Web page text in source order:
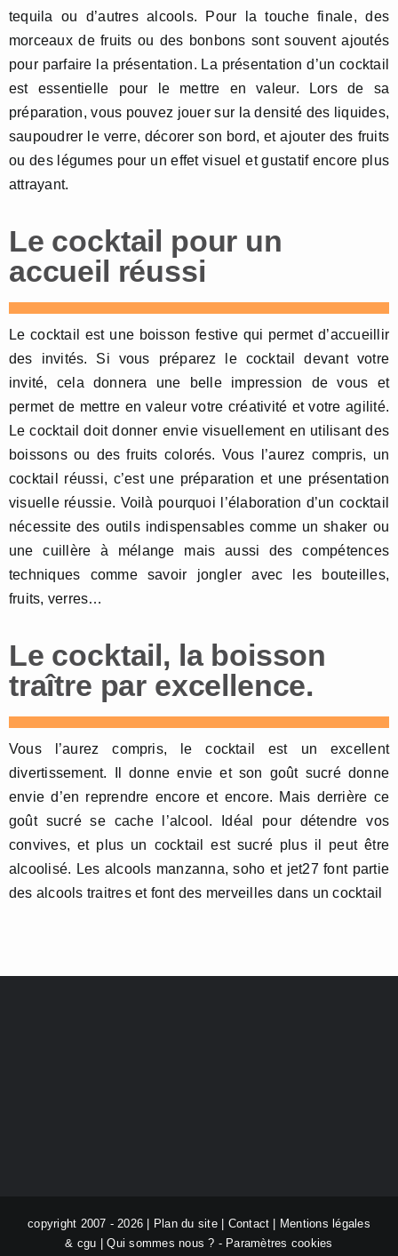
tequila ou d’autres alcools. Pour la touche finale, des
morceaux de fruits ou des bonbons sont souvent ajoutés
pour parfaire la présentation. La présentation d’un cocktail
est essentielle pour le mettre en valeur. Lors de sa
préparation, vous pouvez jouer sur la densité des liquides,
saupoudrer le verre, décorer son bord, et ajouter des fruits
ou des légumes pour un effet visuel et gustatif encore plus
attrayant.
Le cocktail pour un
accueil réussi
Le cocktail est une boisson festive qui permet d’accueillir
des invités. Si vous préparez le cocktail devant votre
invité, cela donnera une belle impression de vous et
permet de mettre en valeur votre créativité et votre agilité.
Le cocktail doit donner envie visuellement en utilisant des
boissons ou des fruits colorés. Vous l’aurez compris, un
cocktail réussi, c’est une préparation et une présentation
visuelle réussie. Voilà pourquoi l’élaboration d’un cocktail
nécessite des outils indispensables comme un shaker ou
une cuillère à mélange mais aussi des compétences
techniques comme savoir jongler avec les bouteilles,
fruits, verres…
Le cocktail, la boisson
traître par excellence.
Vous l’aurez compris, le cocktail est un excellent
divertissement. Il donne envie et son goût sucré donne
envie d’en reprendre encore et encore. Mais derrière ce
goût sucré se cache l’alcool. Idéal pour détendre vos
convives, et plus un cocktail est sucré plus il peut être
alcoolisé. Les alcools manzanna, soho et jet27 font partie
des alcools traitres et font des merveilles dans un cocktail
copyright 2007 - 2026 | Plan du site| Contact
Mentions légales
& cgu |Qui sommes nous ? - Paramètres cookies